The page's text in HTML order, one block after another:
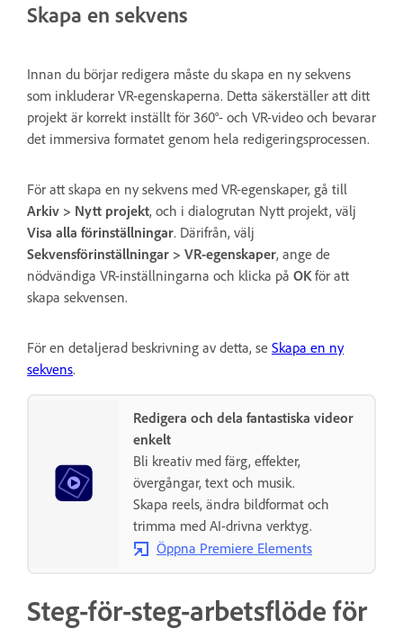
Skapa en sekvens
Innan du börjar redigera måste du skapa en ny sekvens
som inkluderar VR-egenskaperna. Detta säkerställer att ditt
projekt är korrekt inställt för 360°- och VR-video och bevarar
det immersiva formatet genom hela redigeringsprocessen.
För att skapa en ny sekvens med VR-egenskaper, gå till
Arkiv > Nytt projekt, och i dialogrutan Nytt projekt, välj
Visa alla förinställningar. Därifrån, välj
Sekvensförinställningar > VR-egenskaper, ange de
nödvändiga VR-inställningarna och klicka på OKför att
skapa sekvensen.
För en detaljerad beskrivning av detta, se Skapa en ny
sekvens.
Redigera och dela fantastiska videor
enkelt
Bli kreativ med färg, effekter,
övergångar, text och musik.
Skapa reels, ändra bildformat och
trimma med AI-drivna verktyg.
Öppna Premiere Elements
Steg-för-steg-arbetsflöde för